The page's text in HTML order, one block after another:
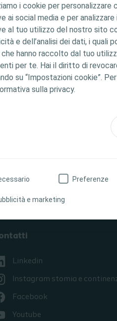
i cookie per
ai social media e per
al tuo utilizzo del nostro sito
e dell’analisi dei dati, i quali
che hanno raccolto dal tuo
per te. Hai il diritto di
su “Impostazioni cookie”.
sulla privacy.
Preferenze
e marketing
sito è destinato
destinati a scopi formativi e
La responsabilità
dettagliate sui
effetti,
di raccolta
stomia
Libretto poster National
PDF 24 pagine
Linkedin
Instagram stomia e
Facebook
Youtube